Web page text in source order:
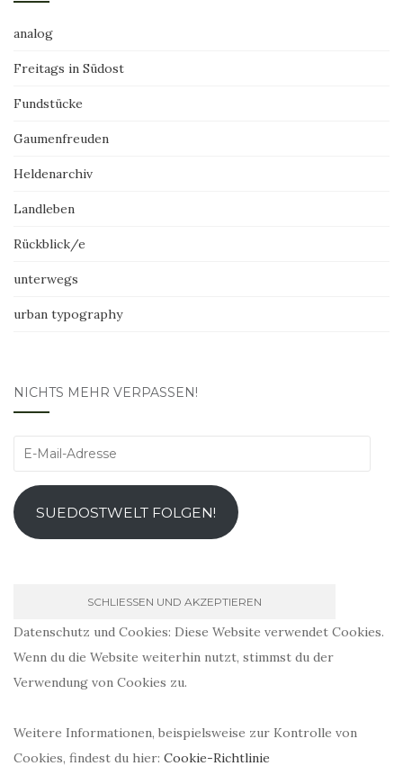
analog
Freitags in Südost
Fundstücke
Gaumenfreuden
Heldenarchiv
Landleben
Rückblick/e
unterwegs
urban typography
NICHTS MEHR VERPASSEN!
E-
Adresse
SUEDOSTWELT FOLGEN!
Datenschutz und Cookies: Diese Website verwendet Cookies.
Wenn du die Website weiterhin nutzt, stimmst du der
Verwendung von Cookies zu.
Weitere Informationen, beispielsweise zur Kontrolle von
Cookies, findest du hier: Cookie-Richtlinie